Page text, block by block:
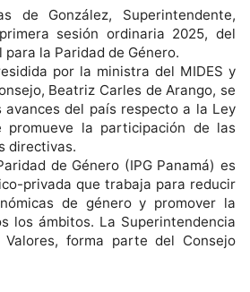
de González, Superintendente,
sesión ordinaria 2025, del
para la Paridad de Género.
por la ministra del MIDES y
Beatriz Carles de Arango, se
del país respecto a la Ley
promueve la participación de las
directivas.
de Género (IPG Panamá) es
privada que trabaja para reducir
de género y promover la
los ámbitos. La Superintendencia
forma parte del Consejo